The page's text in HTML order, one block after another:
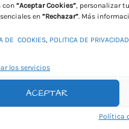
con “Aceptar Cookies”, personalizar
en “Rechazar”. Más
DE COOKIES, POLITICA DE PRIVACIDAD
los servicios
ACEPTAR
Política